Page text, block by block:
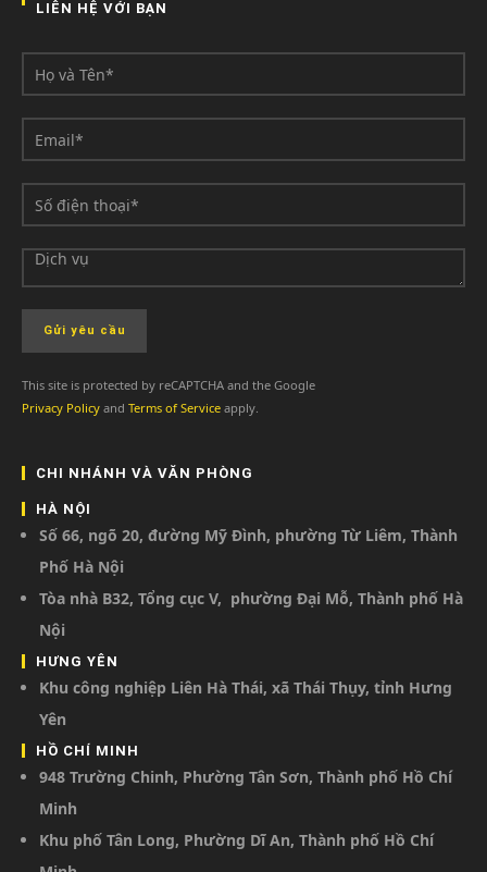
LIÊN HỆ VỚI BẠN
This site is protected by reCAPTCHA and the Google
Privacy Policy and Terms of Service apply.
CHI NHÁNH VÀ VĂN PHÒNG
HÀ NỘI
Số 66, ngõ 20, đường Mỹ Đình, phường Từ Liêm, Thành
Phố Hà Nội
Tòa nhà B32, Tổng cục V, phường Đại Mỗ, Thành phố Hà
Nội
HƯNG YÊN
Khu công nghiệp Liên Hà Thái, xã Thái Thụy, tỉnh Hưng
Yên
HỒ CHÍ MINH
948 Trường Chinh, Phường Tân Sơn, Thành phố Hồ Chí
Minh
Khu phố Tân Long, Phường Dĩ An, Thành phố Hồ Chí